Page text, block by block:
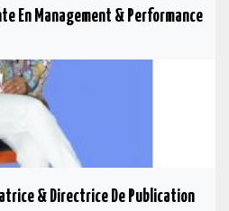
En Management & Performance
& Directrice De Publication